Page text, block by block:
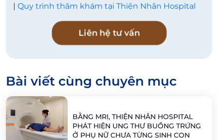
Quy trình thăm khám tại Thiện Nhân Hospital
Liên hệ tư vấn
Bài viết cùng chuyên mục
BẰNG MRI, THIỆN NHÂN HOSPITAL
PHÁT HIỆN UNG THƯ BUỒNG TRỨNG
Ở PHỤ NỮ CHƯA TỪNG SINH CON